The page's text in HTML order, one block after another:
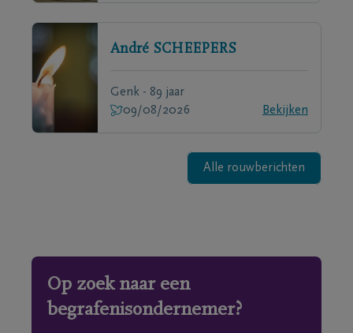
André SCHEEPERS
Genk - 89 jaar
09/08/2026
Bekijken
Alle rouwberichten
Op zoek naar een
begrafenisondernemer?